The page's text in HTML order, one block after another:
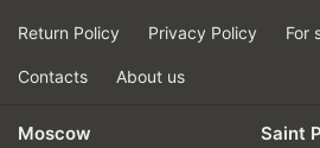
Quality of production
Return Policy Privacy Policy For
Contacts About us
Moscow
Saint